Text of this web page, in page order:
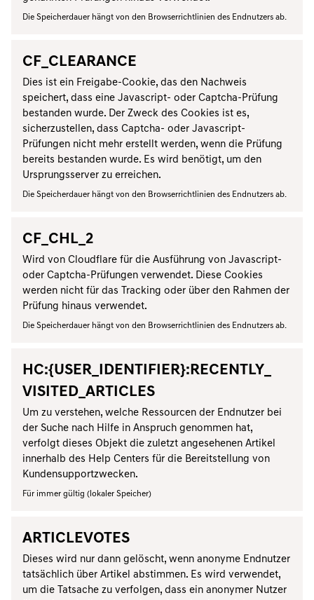
Die Speicherdauer hängt von den Browserrichtlinien des Endnutzers ab.
CF_CLEARANCE
Dies ist ein Freigabe-Cookie, das den Nachweis
speichert, dass eine Javascript- oder Captcha-Prüfung
bestanden wurde. Der Zweck des Cookies ist es,
sicherzustellen, dass Captcha- oder Javascript-
Prüfungen nicht mehr erstellt werden, wenn die Prüfung
bereits bestanden wurde. Es wird benötigt, um den
Ursprungsserver zu erreichen.
Die Speicherdauer hängt von den Browserrichtlinien des Endnutzers ab.
CF_CHL_2
Wird von Cloudflare für die Ausführung von Javascript-
oder Captcha-Prüfungen verwendet. Diese Cookies
werden nicht für das Tracking oder über den Rahmen der
Prüfung hinaus verwendet.
Die Speicherdauer hängt von den Browserrichtlinien des Endnutzers ab.
HC:{USER_IDENTIFIER}:RECENTLY_
VISITED_ARTICLES
Um zu verstehen, welche Ressourcen der Endnutzer bei
der Suche nach Hilfe in Anspruch genommen hat,
verfolgt dieses Objekt die zuletzt angesehenen Artikel
innerhalb des Help Centers für die Bereitstellung von
Kundensupportzwecken.
Für immer gültig (lokaler Speicher)
ARTICLEVOTES
Dieses wird nur dann gelöscht, wenn anonyme Endnutzer
tatsächlich über Artikel abstimmen. Es wird verwendet,
um die Tatsache zu verfolgen, dass ein anonymer Nutzer